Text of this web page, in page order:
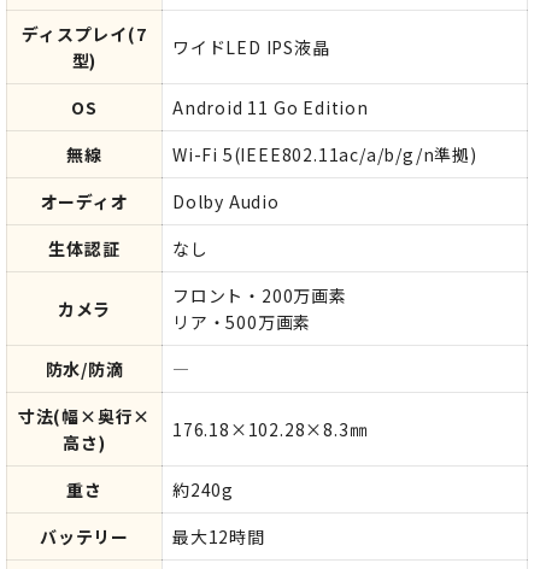
ディスプレイ(7
型)
ワイドLED IPS液晶
OS
Android 11 Go Edition
無線
Wi-Fi 5(IEEE802.11ac/a/b/g/n準拠)
オーディオ
Dolby Audio
生体認証
なし
カメラ
フロント・200万画素
リア・500万画素
防水/防滴
―
寸法(幅×奥行×
高さ)
176.18×102.28×8.3㎜
重さ
約240g
バッテリー
最大12時間